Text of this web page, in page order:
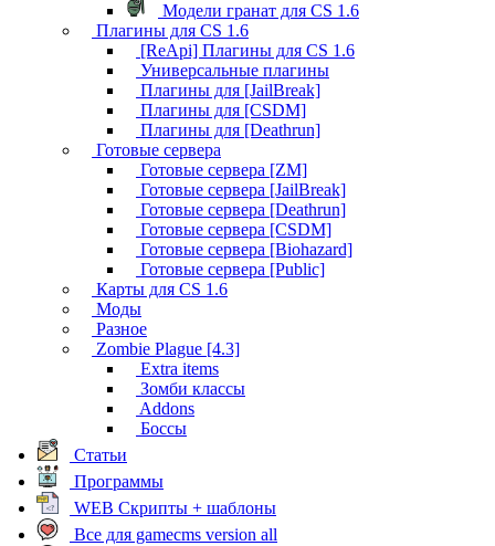
Модели гранат для CS 1.6
Плагины для CS 1.6
[ReApi] Плагины для CS 1.6
Универсальные плагины
Плагины для [JailBreak]
Плагины для [CSDM]
Плагины для [Deathrun]
Готовые сервера
Готовые сервера [ZM]
Готовые сервера [JailBreak]
Готовые сервера [Deathrun]
Готовые сервера [CSDM]
Готовые сервера [Biohazard]
Готовые сервера [Public]
Карты для CS 1.6
Моды
Разное
Zombie Plague [4.3]
Extra items
Зомби классы
Addons
Боссы
Статьи
Программы
WEB Скрипты + шаблоны
Все для gamecms version all